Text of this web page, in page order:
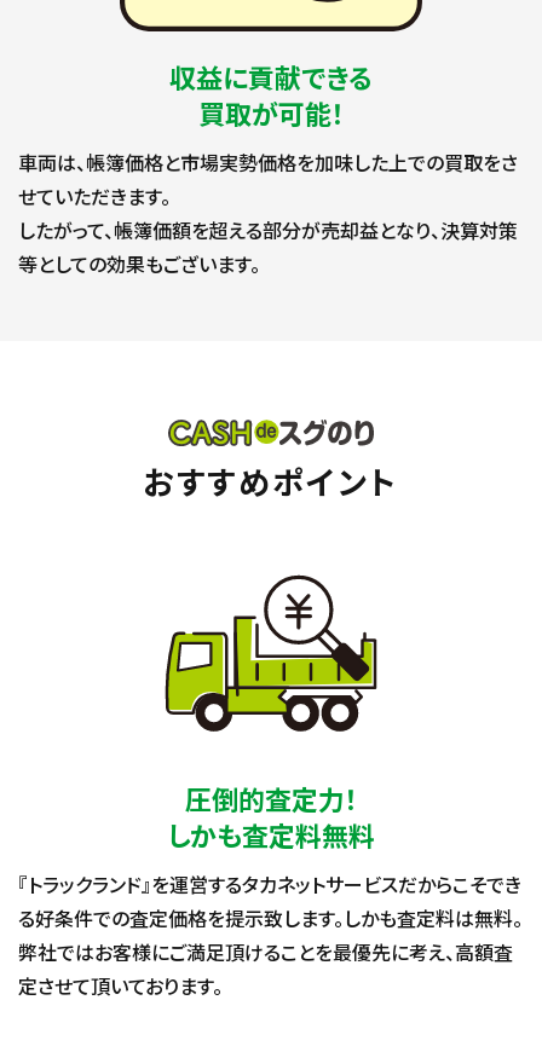
収益に貢献できる
買取が可能！
車両は、帳簿価格と市場実勢価格を加味した上での買取をさ
せていただきます。
したがって、帳簿価額を超える部分が売却益となり、決算対策
等としての効果もございます。
おすすめポイント
圧倒的査定力！
しかも査定料無料
『トラックランド』を運営するタカネットサービスだからこそでき
る好条件での査定価格を提示致します。しかも査定料は無料。
弊社ではお客様にご満足頂けることを最優先に考え、高額査
定させて頂いております。